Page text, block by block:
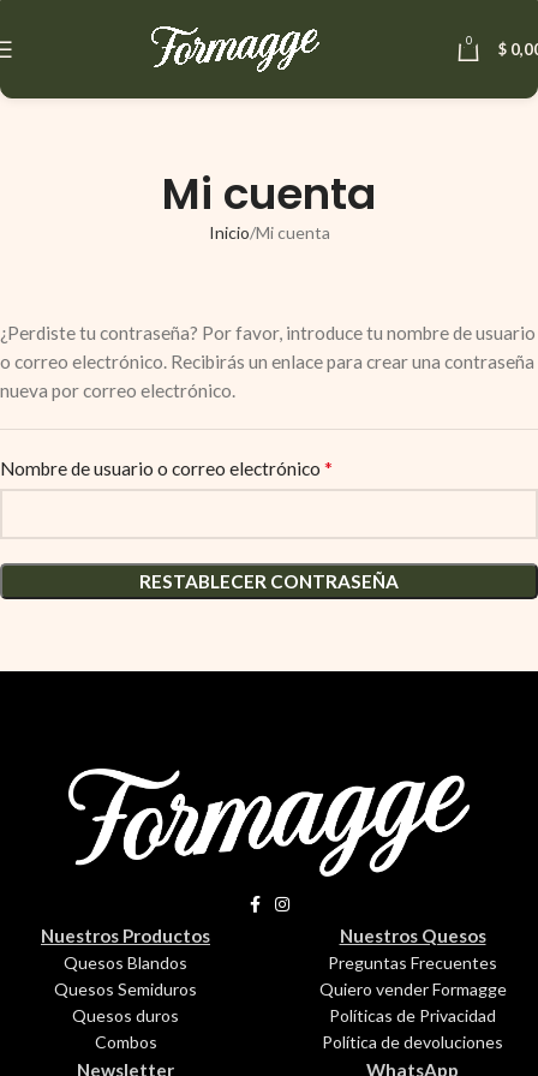
0 $
Mi cuenta
Inicio Mi cuenta
¿Perdiste tu contraseña? Por favor, introduce tu nombre de usuario
o correo electrónico. Recibirás un enlace para crear una contraseña
nueva por correo electrónico.
Nombre de usuario o correo electrónico *
RESTABLECER CONTRASEÑA
Nuestros Productos
Quesos Blandos
Quesos Semiduros
Quesos duros
Combos
Nuestros Quesos
Preguntas Frecuentes
Quiero vender Formagge
Políticas de Privacidad
Política de devoluciones
Newsletter WhatsApp